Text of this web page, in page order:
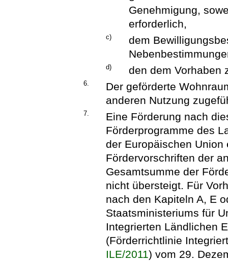
Genehmigung,
erforderlich,
c)
dem
d) den dem Vorhaben
6.
Der geförderte
anderen Nutzung
7.
Eine Förderung nach
Förderprogramme des
der Europäischen
Fördervorschriften der
Gesamtsumme der
nicht übersteigt. Für
nach den Kapiteln A, E
Staatsministeriums für
Integrierten Ländlichen
(Förderrichtlinie
ILE/2011) vom 29.